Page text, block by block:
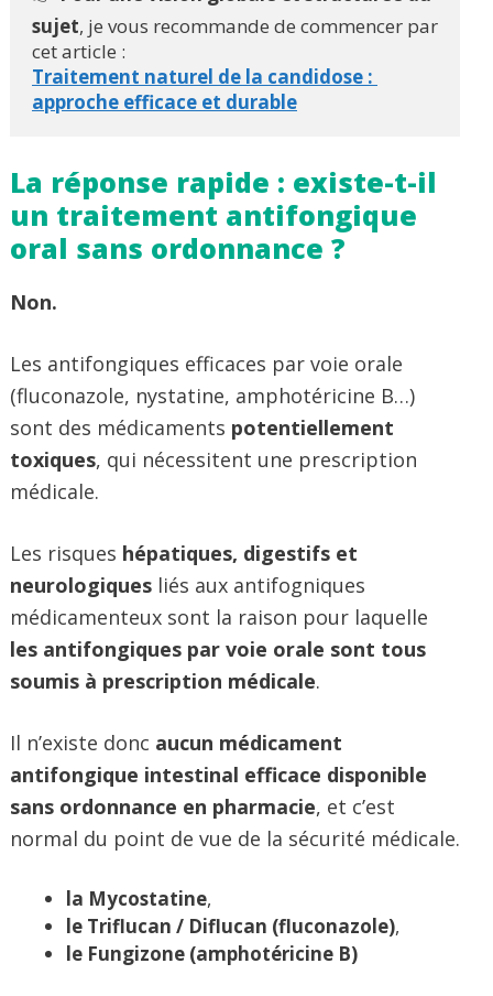
sujet, je vous recommande de commencer par
cet article :
Traitement naturel de la candidose :
approche efficace et durable
La réponse rapide : existe-t-il
un traitement antifongique
oral sans ordonnance ?
Non.
Les antifongiques efficaces par voie orale
(fluconazole, nystatine, amphotéricine B…)
sont des médicaments potentiellement
toxiques, qui nécessitent une prescription
médicale.
Les risques hépatiques, digestifs et
neurologiques liés aux antifogniques
médicamenteux sont la raison pour laquelle
les antifongiques par voie orale sont tous
soumis à prescription médicale.
Il n’existe donc aucun médicament
antifongique intestinal efficace disponible
sans ordonnance en pharmacie, et c’est
normal du point de vue de la sécurité médicale.
la Mycostatine,
le Triflucan / Diflucan (fluconazole),
le Fungizone (amphotéricine B)